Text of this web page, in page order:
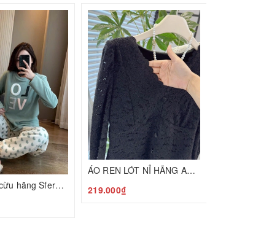
Bộ nỉ lông cừu hãng Sfera TBN T24120803
ÁO REN LÓT NỈ HÃNG ANNA N24120801
219.000₫